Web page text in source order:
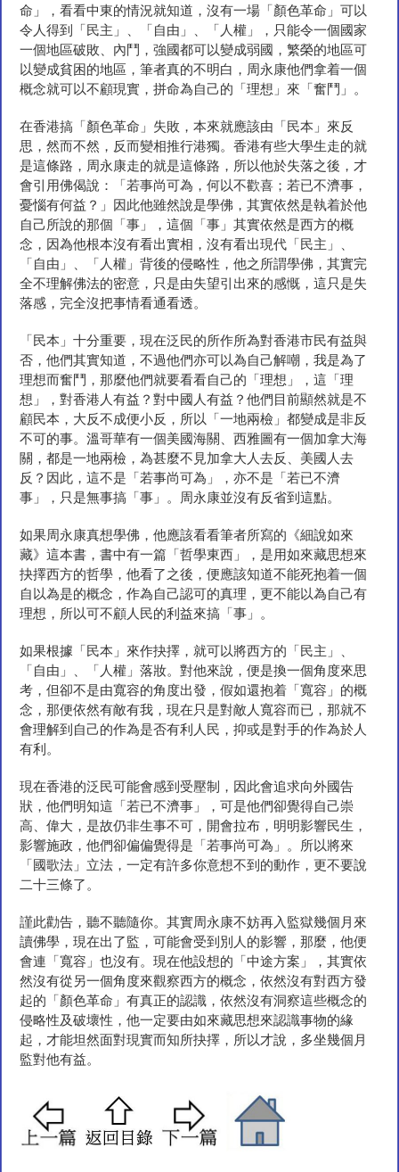
命」，看看中東的情況就知道，沒有一場「顏色革命」可以
令人得到「民主」、「自由」、「人權」，只能令一個國家
一個地區破敗、內鬥，強國都可以變成弱國，繁榮的地區可
以變成貧困的地區，筆者真的不明白，周永康他們拿着一個
概念就可以不顧現實，拼命為自己的「理想」來「奮鬥」。
在香港搞「顏色革命」失敗，本來就應該由「民本」來反
思，然而不然，反而變相推行港獨。香港有些大學生走的就
是這條路，周永康走的就是這條路，所以他於失落之後，才
會引用佛偈說：「若事尚可為，何以不歡喜；若已不濟事，
憂惱有何益？」因此他雖然說是學佛，其實依然是執着於他
自己所說的那個「事」，這個「事」其實依然是西方的概
念，因為他根本沒有看出實相，沒有看出現代「民主」、
「自由」、「人權」背後的侵略性，他之所謂學佛，其實完
全不理解佛法的密意，只是由失望引出來的感慨，這只是失
落感，完全沒把事情看通看透。
「民本」十分重要，現在泛民的所作所為對香港市民有益與
否，他們其實知道，不過他們亦可以為自己解嘲，我是為了
理想而奮鬥，那麼他們就要看看自己的「理想」，這「理
想」，對香港人有益？對中國人有益？他們目前顯然就是不
顧民本，大反不成便小反，所以「一地兩檢」都變成是非反
不可的事。溫哥華有一個美國海關、西雅圖有一個加拿大海
關，都是一地兩檢，為甚麼不見加拿大人去反、美國人去
反？因此，這不是「若事尚可為」，亦不是「若已不濟
事」，只是無事搞「事」。周永康並沒有反省到這點。
如果周永康真想學佛，他應該看看筆者所寫的《細說如來
藏》這本書，書中有一篇「哲學東西」，是用如來藏思想來
抉擇西方的哲學，他看了之後，便應該知道不能死抱着一個
自以為是的概念，作為自己認可的真理，更不能以為自己有
理想，所以可不顧人民的利益來搞「事」。
如果根據「民本」來作抉擇，就可以將西方的「民主」、
「自由」、「人權」落妝。對他來說，便是換一個角度來思
考，但卻不是由寬容的角度出發，假如還抱着「寬容」的概
念，那便依然有敵有我，現在只是對敵人寬容而已，那就不
會理解到自己的作為是否有利人民，抑或是對手的作為於人
有利。
現在香港的泛民可能會感到受壓制，因此會追求向外國告
狀，他們明知這「若已不濟事」，可是他們卻覺得自己崇
高、偉大，是故仍非生事不可，開會拉布，明明影響民生，
影響施政，他們卻偏偏覺得是「若事尚可為」。所以將來
「國歌法」立法，一定有許多你意想不到的動作，更不要說
二十三條了。
謹此勸告，聽不聽隨你。其實周永康不妨再入監獄幾個月來
讀佛學，現在出了監，可能會受到別人的影響，那麼，他便
會連「寬容」也沒有。現在他設想的「中途方案」，其實依
然沒有從另一個角度來觀察西方的概念，依然沒有對西方發
起的「顏色革命」有真正的認識，依然沒有洞察這些概念的
侵略性及破壞性，他一定要由如來藏思想來認識事物的緣
起，才能坦然面對現實而知所抉擇，所以才說，多坐幾個月
監對他有益。